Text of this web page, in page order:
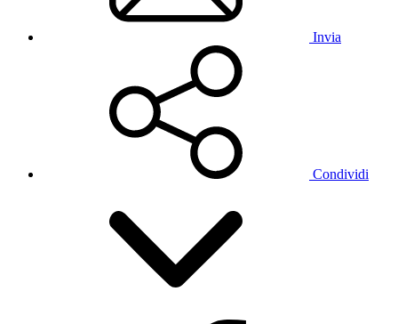
Invia
Condividi